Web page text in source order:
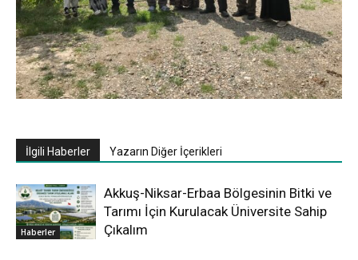
İlgili Haberler Yazarın Diğer İçerikleri
Haberler
Akkuş-Niksar-Erbaa Bölgesinin Bitki ve
Tarımı İçin Kurulacak Üniversite Sahip
Çıkalım